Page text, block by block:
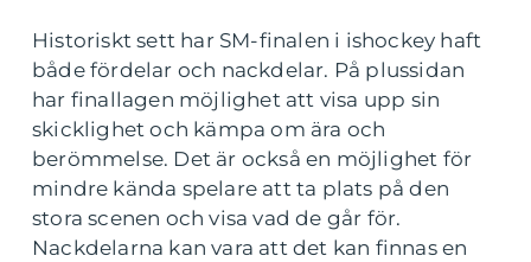
Historiskt sett har SM-finalen i ishockey haft
både fördelar och nackdelar. På plussidan
har finallagen möjlighet att visa upp sin
skicklighet och kämpa om ära och
berömmelse. Det är också en möjlighet för
mindre kända spelare att ta plats på den
stora scenen och visa vad de går för.
Nackdelarna kan vara att det kan finnas en